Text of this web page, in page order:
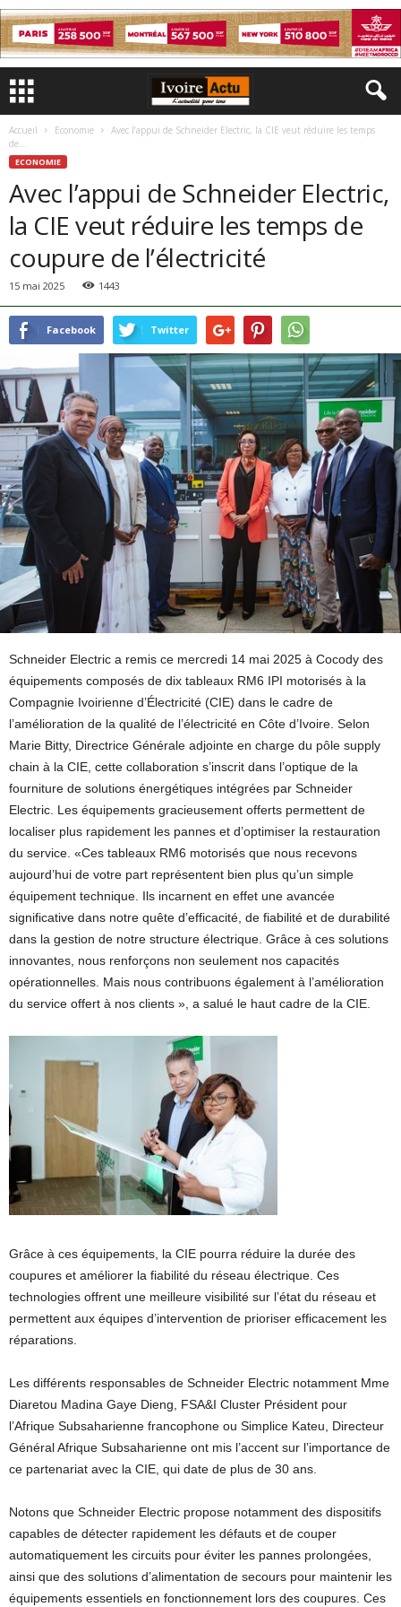
Accueil Economie
Avec l’appui de Schneider Electric, la CIE veut réduire les temps
de...
ECONOMIE
Avec l’appui de Schneider Electric,
la CIE veut réduire les temps de
coupure de l’électricité
15 mai 2025 1443
Facebook Twitter
Schneider Electric a remis ce mercredi 14 mai 2025 à Cocody des
équipements composés de dix tableaux RM6 IPI motorisés à la
Compagnie Ivoirienne d’Électricité (CIE) dans le cadre de
l’amélioration de la qualité de l’électricité en Côte d’Ivoire. Selon
Marie Bitty, Directrice Générale adjointe en charge du pôle supply
chain à la CIE, cette collaboration s’inscrit dans l’optique de la
fourniture de solutions énergétiques intégrées par Schneider
Electric. Les équipements gracieusement offerts permettent de
localiser plus rapidement les pannes et d’optimiser la restauration
du service. «Ces tableaux RM6 motorisés que nous recevons
aujourd’hui de votre part représentent bien plus qu’un simple
équipement technique. Ils incarnent en effet une avancée
significative dans notre quête d’efficacité, de fiabilité et de durabilité
dans la gestion de notre structure électrique. Grâce à ces solutions
innovantes, nous renforçons non seulement nos capacités
opérationnelles. Mais nous contribuons également à l’amélioration
du service offert à nos clients », a salué le haut cadre de la CIE.
Grâce à ces équipements, la CIE pourra réduire la durée des
coupures et améliorer la fiabilité du réseau électrique. Ces
technologies offrent une meilleure visibilité sur l’état du réseau et
permettent aux équipes d’intervention de prioriser efficacement les
réparations.
Les différents responsables de Schneider Electric notamment Mme
Diaretou Madina Gaye Dieng, FSA&I Cluster Président pour
l’Afrique Subsaharienne francophone ou Simplice Kateu, Directeur
Général Afrique Subsaharienne ont mis l’accent sur l’importance de
ce partenariat avec la CIE, qui date de plus de 30 ans.
Notons que Schneider Electric propose notamment des dispositifs
capables de détecter rapidement les défauts et de couper
automatiquement les circuits pour éviter les pannes prolongées,
ainsi que des solutions d’alimentation de secours pour maintenir les
équipements essentiels en fonctionnement lors des coupures. Ces